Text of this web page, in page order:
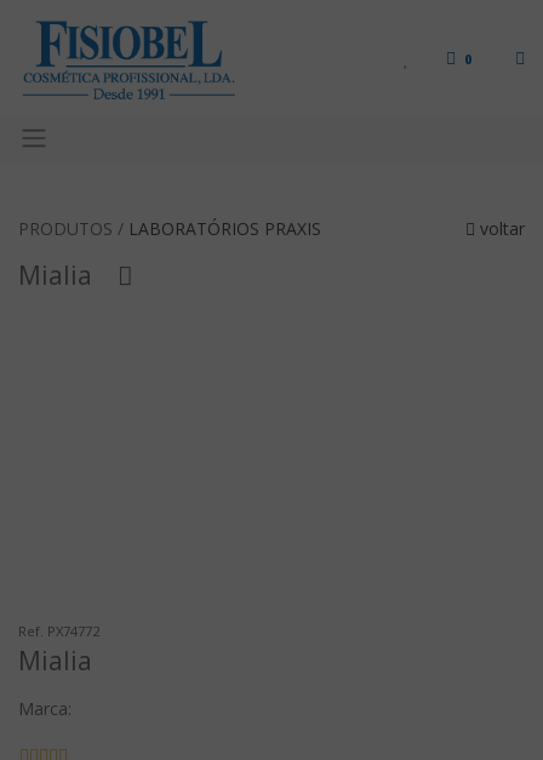
0
PRODUTOS / LABORATÓRIOS PRAXIS voltar
Mialia
Ref. PX74772
Mialia
Marca: